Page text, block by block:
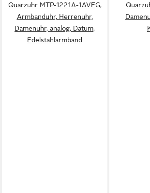
Quarzuhr MTP-1221A-1AVEG,
Armbanduhr, Herrenuhr,
Damenuhr, analog, Datum,
Edelstahlarmband